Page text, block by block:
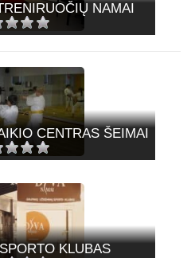
NAMAI
CENTRAS ŠEIMAI
KLUBAS